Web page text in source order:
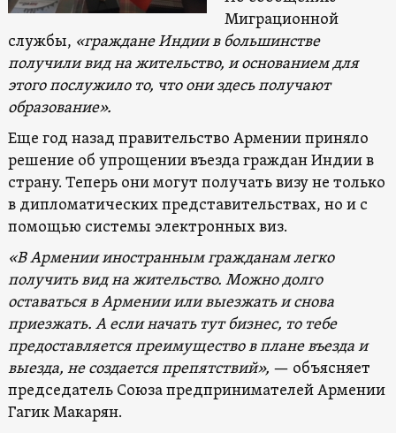
Миграционной
службы, «граждане Индии в большинстве
получили вид на жительство, и основанием для
этого послужило то, что они здесь получают
образование».
Еще год назад правительство Армении приняло
решение об упрощении въезда граждан Индии в
страну. Теперь они могут получать визу не только
в дипломатических представительствах, но и с
помощью системы электронных виз.
«В Армении иностранным гражданам легко
получить вид на жительство. Можно долго
оставаться в Армении или выезжать и снова
приезжать. А если начать тут бизнес, то тебе
предоставляется преимущество в плане въезда и
выезда, не создается препятствий», — объясняет
председатель Союза предпринимателей Армении
Гагик Макарян.